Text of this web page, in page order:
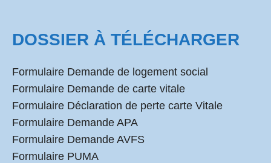
DOSSIER À TÉLÉCHARGER
Formulaire Demande de logement social
Formulaire Demande de carte vitale
Formulaire Déclaration de perte carte Vitale
Formulaire Demande APA
Formulaire Demande AVFS
Formulaire PUMA